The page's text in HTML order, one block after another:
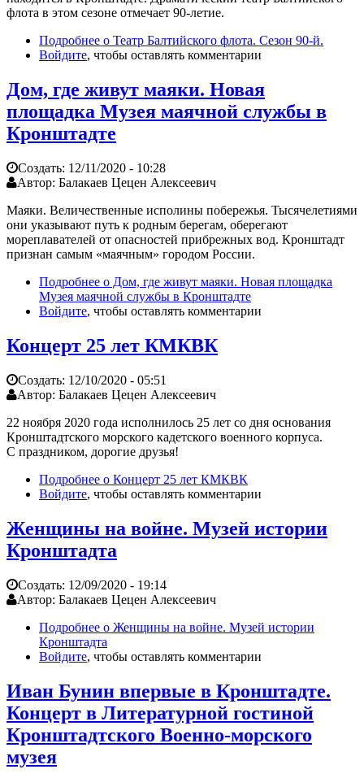
флота в этом сезоне отмечает 90-летие.
Подробнее о Театр Балтийского флота. Сезон 90-й.
Войдите, чтобы оставлять комментарии
Дом, где живут маяки. Новая
площадка Музея маячной службы в
Кронштадте
Создать: 12/11/2020 - 10:28
Автор: Балакаев Цецен Алексеевич
Маяки. Величественные исполины побережья. Тысячелетиями
они указывают путь к родным берегам, оберегают
мореплавателей от опасностей прибрежных вод. Кронштадт
признан самым «маячным» городом России.
Подробнее о Дом, где живут маяки. Новая площадка
Музея маячной службы в Кронштадте
Войдите, чтобы оставлять комментарии
Концерт 25 лет КМКВК
Создать: 12/10/2020 - 05:51
Автор: Балакаев Цецен Алексеевич
22 ноября 2020 года исполнилось 25 лет со дня основания
Кронштадтского морского кадетского военного корпуса.
С праздником, дорогие друзья!
Подробнее о Концерт 25 лет КМКВК
Войдите, чтобы оставлять комментарии
Женщины на войне. Музей истории
Кронштадта
Создать: 12/09/2020 - 19:14
Автор: Балакаев Цецен Алексеевич
Подробнее о Женщины на войне. Музей истории
Кронштадта
Войдите, чтобы оставлять комментарии
Иван Бунин впервые в Кронштадте.
Концерт в Литературной гостиной
Кронштадтского Военно-морского
музея